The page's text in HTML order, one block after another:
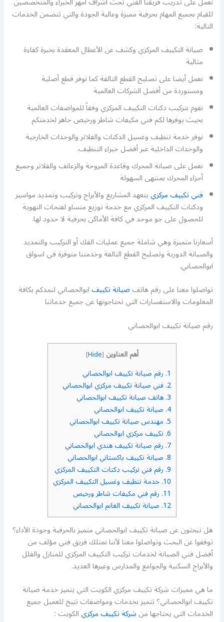
للقيام بجميع المهام بحرفية مميزة وعالية الجودة والتي تتضمن الخدمات
التالية:
صيانة التكييف المركزي وكشف عن الأعطال المعقدة بخبرة كفاءة
مثالية
نعمل أيضا على تصليح القطع التالفة كما نوفر قطع أصلية
ومستوردة من أفضل الشركات العالمية
نقوم بتركيب دكتات التكييف المركزي وفقاً للمواصفات العالمية
بحيث يوفرها لكم فني مكيفات شاطر ورخيص جاهز لخدمتكم
نوفر خدمة تنظيف وغسيل الدكتات والفلاتر والوحدات الخارجية
والوحدات الداخلية عبر أفضل خبراء التنظيف.
نعمل على صيانة المحرك وقاعدة المروحة والزعانف والفلاتر وجميع
أجزاء المحرك بمنتهى السهولة
فني تكييف مركزييتعهد المشاريع والأبراج وتركيب وتمديد مواسير
ودكتات التكييف المركزي مع خدمة توزيع متساو لفتحات التهوية
للحصول على جو موحد في كافة الأماكن بحرفية لا حدود لها.
أسعارنا متميزة وهي شاملة جميع عمليات الفك أو التركيب والتمديد
والصيانة الدورية وتصليح القطع التالفة وخدمتنا متوفرة في اسواق
ابوالحصاني.
تواصلوا معنا على رقم هاتفصيانة تكييفابوالحصاني لنمدكم بكافة
المعلومات والاستفسارات التي تحتاجونها عن جميع خدماتنا
رقم صيانة تكييف ابوالحصاني
أهم العناوين [
Hide
]
1. رقم صيانة تكييف ابوالحصاني
2. فني صيانة تكييف مركزي ابوالحصاني
3. هاتف صيانة تكييف ابوالحصاني
4. صيانة تكييف ابوالحصاني
5. مهندس صيانة تكييف ابوالحصاني
6. تكييف مركزي ابوالحصاني
7. رقم صيانة تكييف هندي ابوالحصاني
8. صيانة تكييف باكستاني ابوالحصاني
9. رقم فني تركيب دكتات التكييف المركزي
10. خدمة تنظيف وغسيل التكييف المركزي
11. رقم فني مكيفات شاطر ورخيص
12. صيانة تكييف الغانم ابوالحصاني
هل تبحثون عن صيانة تكييف ابوالحصاني متميز بالحرفية وجودة الأداء؟
توقفوا عن البحث وتواصلوا معنا لأننا نمتلك فريق فني مؤلف من
أفضل فني الصيانة لخدمات تركيب التكييف المركزي للمنازل والفلل
والأبراج السكنية والجوامع والمدارس وغيرها العديد.
ما هي مميزات شركة تكييف مركزي الكويت التي يتميز خدمة صيانة
تكييف ابوالحصاني؟ تتميز بخدمات ومواصفات تتيح للعميل جميع
الخدمات التي يحتاجها منشركة تكييف مركزيالكويت :